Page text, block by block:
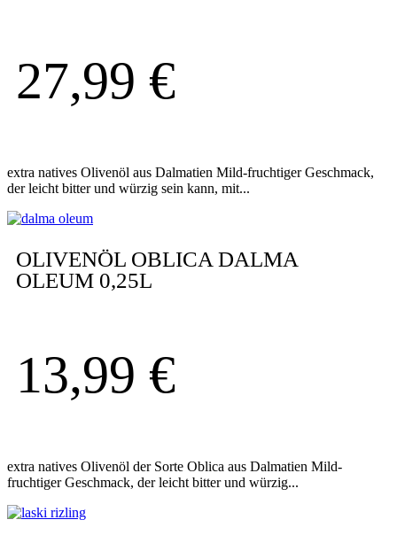
27,99 €
extra natives Olivenöl aus Dalmatien Mild-fruchtiger Geschmack,
der leicht bitter und würzig sein kann, mit...
OLIVENÖL OBLICA DALMA
OLEUM 0,25L
13,99 €
extra natives Olivenöl der Sorte Oblica aus Dalmatien Mild-
fruchtiger Geschmack, der leicht bitter und würzig...